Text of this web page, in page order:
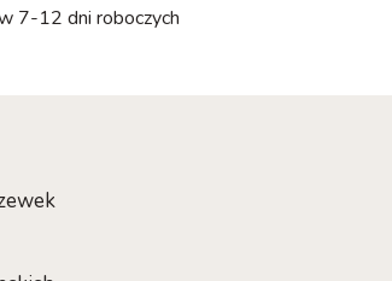
7-12 dni roboczych